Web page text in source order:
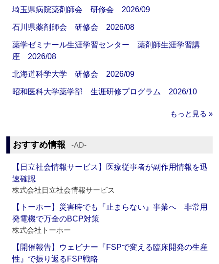
埼玉県病院薬剤師会 研修会 2026/09
石川県薬剤師会 研修会 2026/08
薬学ゼミナール生涯学習センター 薬剤師生涯学習講
座 2026/08
北海道科学大学 研修会 2026/09
昭和医科大学薬学部 生涯研修プログラム 2026/10
もっと見る »
おすすめ情報 ‐AD‐
【日立社会情報サービス】医療従事者が副作用情報を迅
速確認
株式会社日立社会情報サービス
【トーホー】災害時でも『止まらない』事業へ 非常用
発電機で万全のBCP対策
株式会社トーホー
【開催報告】ウェビナー『FSPで変える臨床開発の生産
性』で振り返るFSP戦略